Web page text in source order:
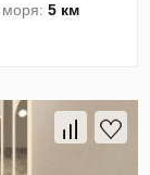
моря:5 км